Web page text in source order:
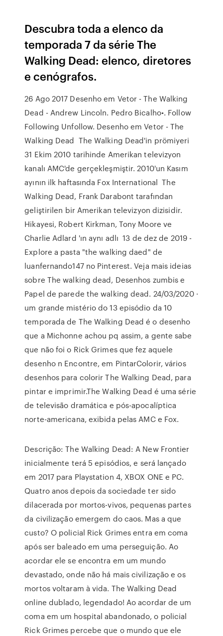
Descubra toda a elenco da
temporada 7 da série The
Walking Dead: elenco, diretores
e cenógrafos.
26 Ago 2017 Desenho em Vetor - The Walking
Dead - Andrew Lincoln. Pedro Bicalho•. Follow
Following Unfollow. Desenho em Vetor - The
Walking Dead The Walking Dead'in prömiyeri
31 Ekim 2010 tarihinde Amerikan televizyon
kanalı AMC'de gerçekleşmiştir. 2010'un Kasım
ayının ilk haftasında Fox International The
Walking Dead, Frank Darabont tarafından
geliştirilen bir Amerikan televizyon dizisidir.
Hikayesi, Robert Kirkman, Tony Moore ve
Charlie Adlard 'ın aynı adlı 13 de dez de 2019 -
Explore a pasta "the walking daed" de
luanfernando147 no Pinterest. Veja mais ideias
sobre The walking dead, Desenhos zumbis e
Papel de parede the walking dead. 24/03/2020 ·
um grande mistério do 13 episódio da 10
temporada de The Walking Dead é o desenho
que a Michonne achou pq assim, a gente sabe
que não foi o Rick Grimes que fez aquele
desenho n Encontre, em PintarColorir, vários
desenhos para colorir The Walking Dead, para
pintar e imprimir.The Walking Dead é uma série
de televisão dramática e pós-apocalíptica
norte-americana, exibida pelas AMC e Fox.
Descrição: The Walking Dead: A New Frontier
inicialmente terá 5 episódios, e será lançado
em 2017 para Playstation 4, XBOX ONE e PC.
Quatro anos depois da sociedade ter sido
dilacerada por mortos-vivos, pequenas partes
da civilização emergem do caos. Mas a que
custo? O policial Rick Grimes entra em coma
após ser baleado em uma perseguição. Ao
acordar ele se encontra em um mundo
devastado, onde não há mais civilização e os
mortos voltaram à vida. The Walking Dead
online dublado, legendado! Ao acordar de um
coma em um hospital abandonado, o policial
Rick Grimes percebe que o mundo que ele